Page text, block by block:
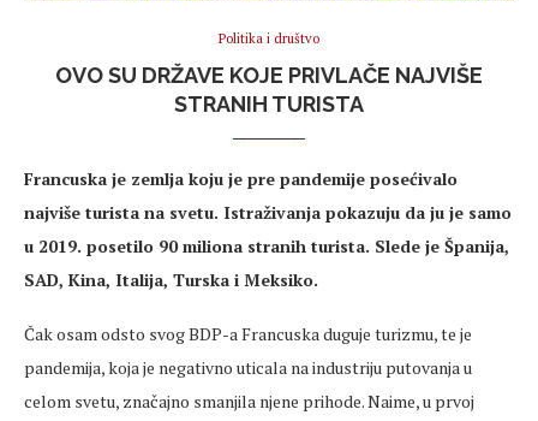
Politika i društvo
OVO SU DRŽAVE KOJE PRIVLAČE NAJVIŠE
STRANIH TURISTA
Francuska je zemlja koju je pre pandemije posećivalo
najviše turista na svetu. Istraživanja pokazuju da ju je samo
u 2019. posetilo 90 miliona stranih turista. Slede je Španija,
SAD, Kina, Italija, Turska i Meksiko.
Čak osam odsto svog BDP-a Francuska duguje turizmu, te je
pandemija, koja je negativno uticala na industriju putovanja u
celom svetu, značajno smanjila njene prihode. Naime, u prvoj